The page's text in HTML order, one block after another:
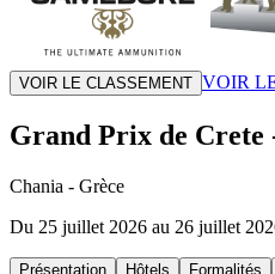
VOIR LE CLASSEMENT VOIR
Grand Prix de Crete
Chania - Grèce
Du 25 juillet 2026 au 26 juillet
Présentation Hôtels Formalités